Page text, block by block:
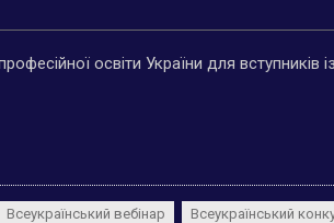
освіти України для
Всеукраїнський вебінар Всеукраїнський